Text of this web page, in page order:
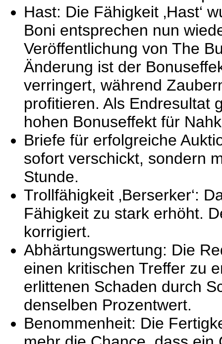
Hast: Die Fähigkeit ‚Hast‘
Boni entsprechen nun
Veröffentlichung von The
Änderung ist der
verringert, während
profitieren. Als Endresultat
hohen Bonuseffekt für
Briefe für erfolgreiche
sofort verschickt, sondern
Stunde.
Trollfähigkeit ‚Berserker‘:
Fähigkeit zu stark erhöht.
korrigiert.
Abhärtungswertung: Die
einen kritischen Treffer zu
erlittenen Schaden durch
denselben Prozentwert.
Benommenheit: Die